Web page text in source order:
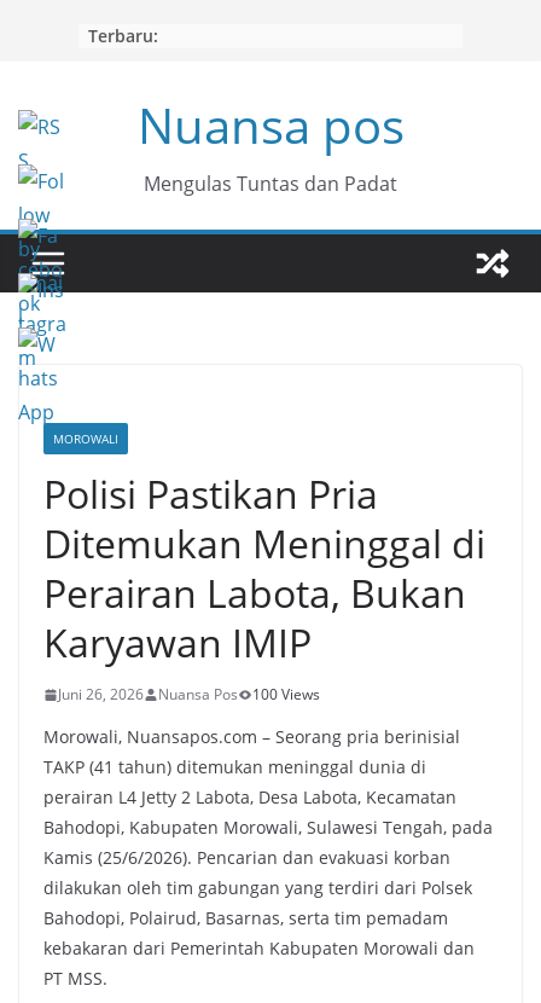
Terbaru:
Nuansa pos
Mengulas Tuntas dan Padat
MOROWALI
Polisi Pastikan Pria
Ditemukan Meninggal di
Perairan Labota, Bukan
Karyawan IMIP
Juni 26, 2026 Nuansa Pos 100 Views
Morowali, Nuansapos.com – Seorang pria berinisial
TAKP (41 tahun) ditemukan meninggal dunia di
perairan L4 Jetty 2 Labota, Desa Labota, Kecamatan
Bahodopi, Kabupaten Morowali, Sulawesi Tengah, pada
Kamis (25/6/2026). Pencarian dan evakuasi korban
dilakukan oleh tim gabungan yang terdiri dari Polsek
Bahodopi, Polairud, Basarnas, serta tim pemadam
kebakaran dari Pemerintah Kabupaten Morowali dan
PT MSS.